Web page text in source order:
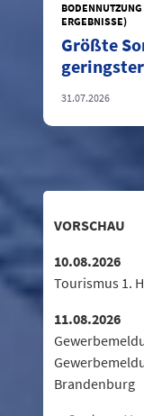
ERGEBNISSE)
Größte
31.07.2026
VORSCHAU
10.08.2026
Tourismus 1.
11.08.2026
Brandenburg